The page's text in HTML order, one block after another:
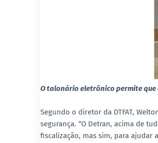
O talonário eletrônico permite que
Segundo o diretor da DTFAT,
segurança. “O Detran, acima de
fiscalização, mas sim, para ajudar